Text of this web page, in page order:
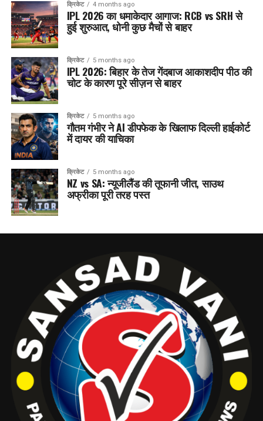
क्रिकेट 4 months ago
IPL 2026 का धमाकेदार आगाज: RCB vs SRH से
हुई शुरुआत, धोनी कुछ मैचों से बाहर
क्रिकेट 5 months ago
IPL 2026: बिहार के तेज गेंदबाज आकाशदीप पीठ की
चोट के कारण पूरे सीज़न से बाहर
क्रिकेट 5 months ago
गौतम गंभीर ने AI डीपफेक के खिलाफ दिल्ली हाईकोर्ट
में दायर की याचिका
क्रिकेट 5 months ago
NZ vs SA: न्यूजीलैंड की तूफानी जीत, साउथ
अफ्रीका पूरी तरह पस्त